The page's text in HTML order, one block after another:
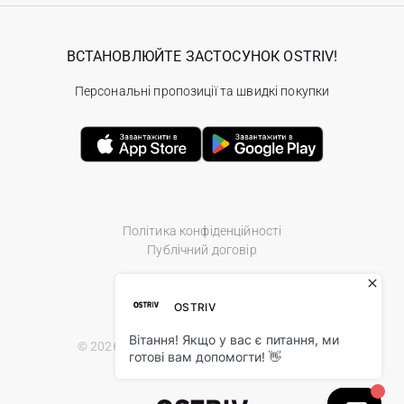
Політика конфіденційності
Публічний договір
© 2026 Ostriv.ua Store. All Rights Reserved.
ВСТАНОВЛЮЙТЕ ЗАСТОСУНОК OSTRIV!
Персональні пропозиції та швидкі покупки